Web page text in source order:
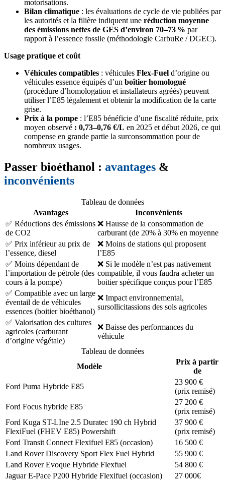
motorisations.
Bilan climatique : les évaluations de cycle de vie publiées par
les autorités et la filière indiquent une réduction moyenne
des émissions nettes de GES d’environ 70–73 % par
rapport à l’essence fossile (méthodologie CarbuRe / DGEC).
Usage pratique et coût
Véhicules compatibles : véhicules Flex‑Fuel d’origine ou
véhicules essence équipés d’un boîtier homologué
(procédure d’homologation et installateurs agréés) peuvent
utiliser l’E85 légalement et obtenir la modification de la carte
grise.
Prix à la pompe : l’E85 bénéficie d’une fiscalité réduite, prix
moyen observé : 0,73–0,76 €/L en 2025 et début 2026, ce qui
compense en grande partie la surconsommation pour de
nombreux usages.
Passer bioéthanol : avantages &
inconvénients
Tableau de données
Avantages
Inconvénients
✅ Réductions des émissions
de CO2
❌ Hausse de la consommation de
carburant (de 20% à 30% en moyenne
✅ Prix inférieur au prix de
l’essence, diesel
❌ Moins de stations qui proposent
l’E85
✅ Moins dépendant de
l’importation de pétrole (des
cours à la pompe)
❌ Si le modèle n’est pas nativement
compatible, il vous faudra acheter un
boitier spécifique conçus pour l’E85
✅ Compatible avec un large
éventail de de véhicules
essences (boitier bioéthanol)
❌ Impact environnemental,
sursollicitassions des sols agricoles
✅ Valorisation des cultures
agricoles (carburant
d’origine végétale)
❌ Baisse des performances du
véhicule
Tableau de données
Modèle
Prix à partir
de
Ford Puma Hybride E85
23 900 €
(prix remisé)
Ford Focus hybride E85
27 200 €
(prix remisé)
Ford Kuga ST-LIne 2.5 Duratec 190 ch Hybrid
FlexiFuel (FHEV E85) Powershift
37 900 €
(prix remisé)
Ford Transit Connect Flexifuel E85 (occasion)
16 500 €
Land Rover Discovery Sport Flex Fuel Hybrid
55 900 €
Land Rover Evoque Hybride Flexfuel
54 800 €
Jaguar E-Pace P200 Hybride Flexifuel (occasion)
27 000€